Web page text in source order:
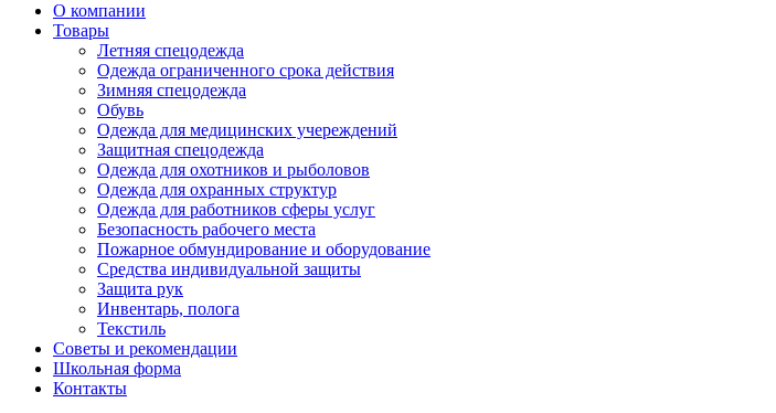
О компании
Товары
Летняя спецодежда
Одежда ограниченного срока действия
Зимняя спецодежда
Обувь
Одежда для медицинских учереждений
Защитная спецодежда
Одежда для охотников и рыболовов
Одежда для охранных структур
Одежда для работников сферы услуг
Безопасность рабочего места
Пожарное обмундирование и оборудование
Средства индивидуальной защиты
Защита рук
Инвентарь, полога
Текстиль
Советы и рекомендации
Школьная форма
Контакты